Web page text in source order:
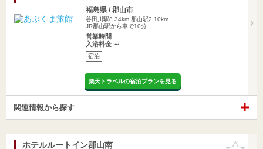
福島県 / 郡山市
谷田川駅8.34km 郡山駅2.10km
JR郡山駅から車で10分
営業時間
入浴料金 ～
宿泊
楽天トラベルの宿泊プランを見る
関連情報から探す
お気に入
ホテルルートイン郡山南